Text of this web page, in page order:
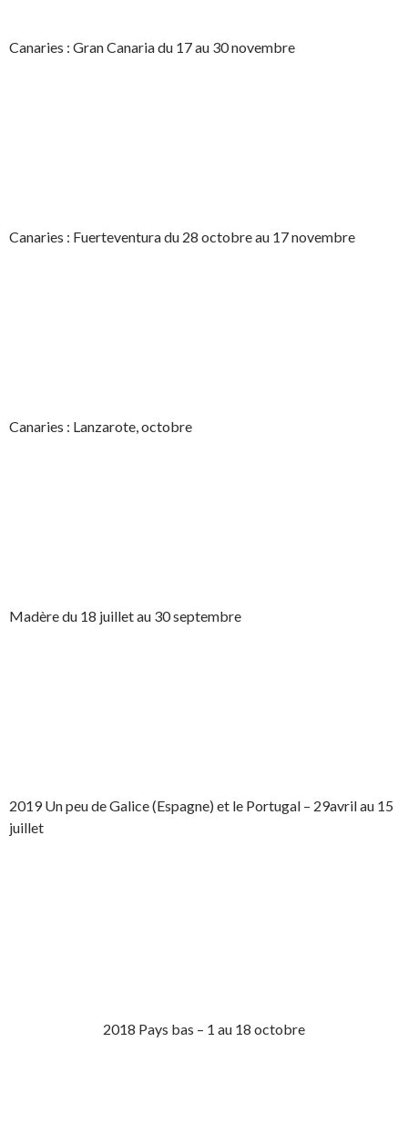
Canaries : Gran Canaria du 17 au 30 novembre
Canaries : Fuerteventura du 28 octobre au 17 novembre
Canaries : Lanzarote, octobre
Madère du 18 juillet au 30 septembre
2019 Un peu de Galice (Espagne) et le Portugal – 29avril au 15
juillet
2018 Pays bas – 1 au 18 octobre